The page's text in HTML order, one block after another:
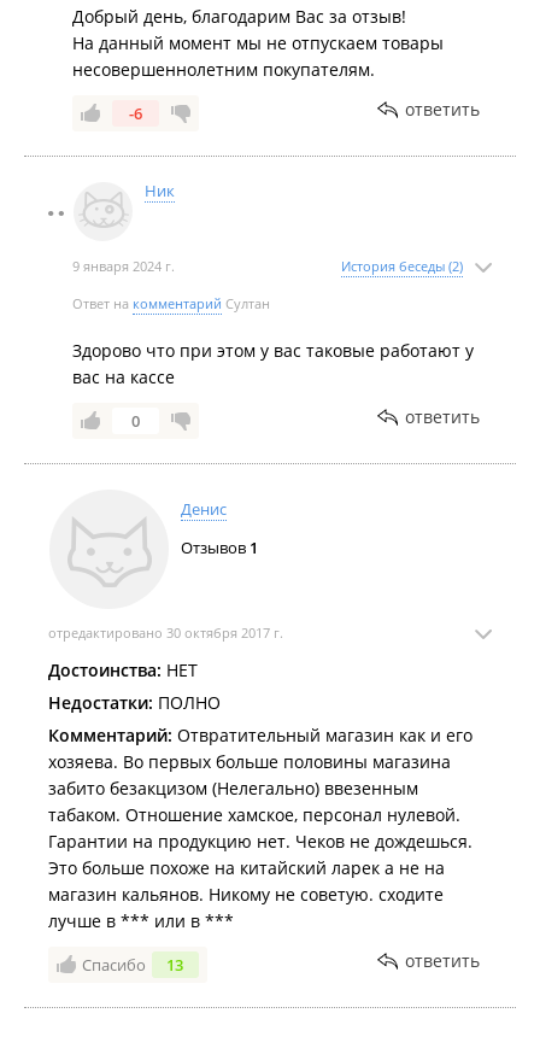
Добрый день, благодарим Вас за отзыв!
На данный момент мы не отпускаем товары
несовершеннолетним покупателям.
-6 ответить
Ник
9 января 2024 г. История беседы (2)
Ответ на комментарий Султан
Здорово что при этом у вас таковые работают у
вас на кассе
0 ответить
Денис
Отзывов 1
отредактировано 30 октября 2017 г.
Достоинства: НЕТ
Недостатки: ПОЛНО
Комментарий: Отвратительный магазин как и его
хозяева. Во первых больше половины магазина
забито безакцизом (Нелегально) ввезенным
табаком. Отношение хамское, персонал нулевой.
Гарантии на продукцию нет. Чеков не дождешься.
Это больше похоже на китайский ларек а не на
магазин кальянов. Никому не советую. сходите
лучше в *** или в ***
Спасибо 13 ответить